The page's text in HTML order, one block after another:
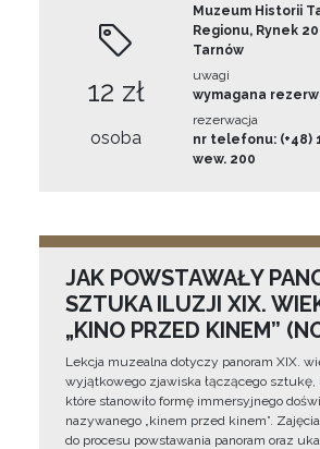
12 zł
osoba
Muzeum Historii
Regionu, Rynek
Tarnów
uwagi
wymagana
rezerwacja
nr telefonu: (+48)
wew. 200
JAK POWSTAWAŁY
SZTUKA ILUZJI XIX.
„KINO PRZED KINEM”
Lekcja muzealna dotyczy panoram XIX.
wyjątkowego zjawiska łączącego
które stanowiło formę immersyjnego
nazywanego „kinem przed kinem”.
do procesu powstawania panoram oraz